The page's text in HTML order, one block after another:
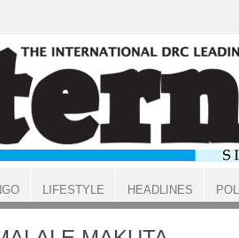
LIFESTYLE HEADLINES